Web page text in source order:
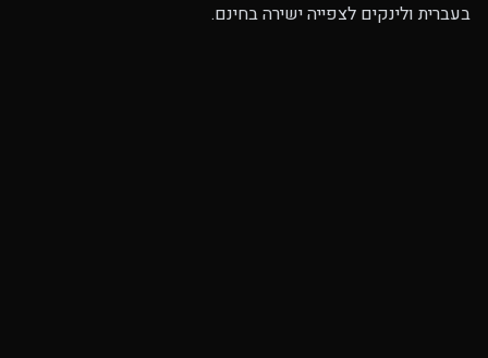
בעברית ולינקים לצפייה ישירה בחינם.